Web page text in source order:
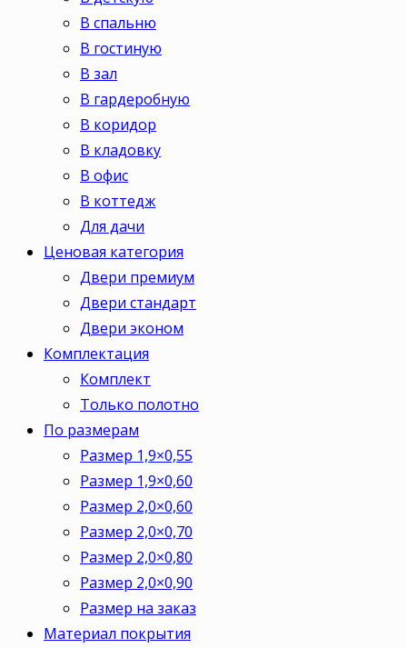
В спальню
В гостиную
В зал
В гардеробную
В коридор
В кладовку
В офис
В коттедж
Для дачи
Ценовая категория
Двери премиум
Двери стандарт
Двери эконом
Комплектация
Комплект
Только полотно
По размерам
Размер 1,9×0,55
Размер 1,9×0,60
Размер 2,0×0,60
Размер 2,0×0,70
Размер 2,0×0,80
Размер 2,0×0,90
Размер на заказ
Материал покрытия